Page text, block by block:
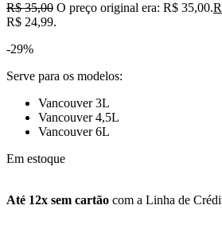
R$35,00 O preço original era: R$ 35,00.
R$ 24,99.
-29%
Serve para os modelos:
Vancouver 3L
Vancouver 4,5L
Vancouver 6L
Em estoque
Até 12x sem cartão com a Linha de